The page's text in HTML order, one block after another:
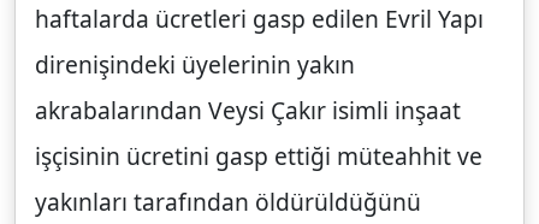
haftalarda ücretleri gasp edilen Evril Yapı
direnişindeki üyelerinin yakın
akrabalarından Veysi Çakır isimli inşaat
işçisinin ücretini gasp ettiği müteahhit ve
yakınları tarafından öldürüldüğünü